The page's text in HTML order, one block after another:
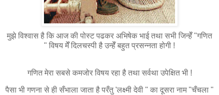
मुझे विश्वास है कि आज की पोस्ट पढकर अभिषेक भाई तथा सभी जिन्हेँ "गणित
" विषय मेँ दिलचस्पी है उन्हेँ बहुत प्रसन्नता होगी !
गणित मेरा सबसे कमजोर विषय रहा है तथा सर्वथा उपेक्षित भी !
पैसा भी गणना से ही सँभाला जाता है परँतु 'लक्ष्मी देवी " का दूसरा नाम "चँचला "